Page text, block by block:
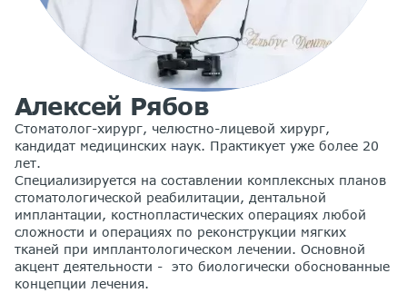
Алексей Рябов
Cтоматолог-хирург, челюстно-лицевой хирург,
кандидат медицинских наук. Практикует уже более 20
лет.
Специализируется на составлении комплексных планов
стоматологической реабилитации, дентальной
имплантации, костнопластических операциях любой
сложности и операциях по реконструкции мягких
тканей при имплантологическом лечении. Основной
акцент деятельности - это биологически обоснованные
концепции лечения.